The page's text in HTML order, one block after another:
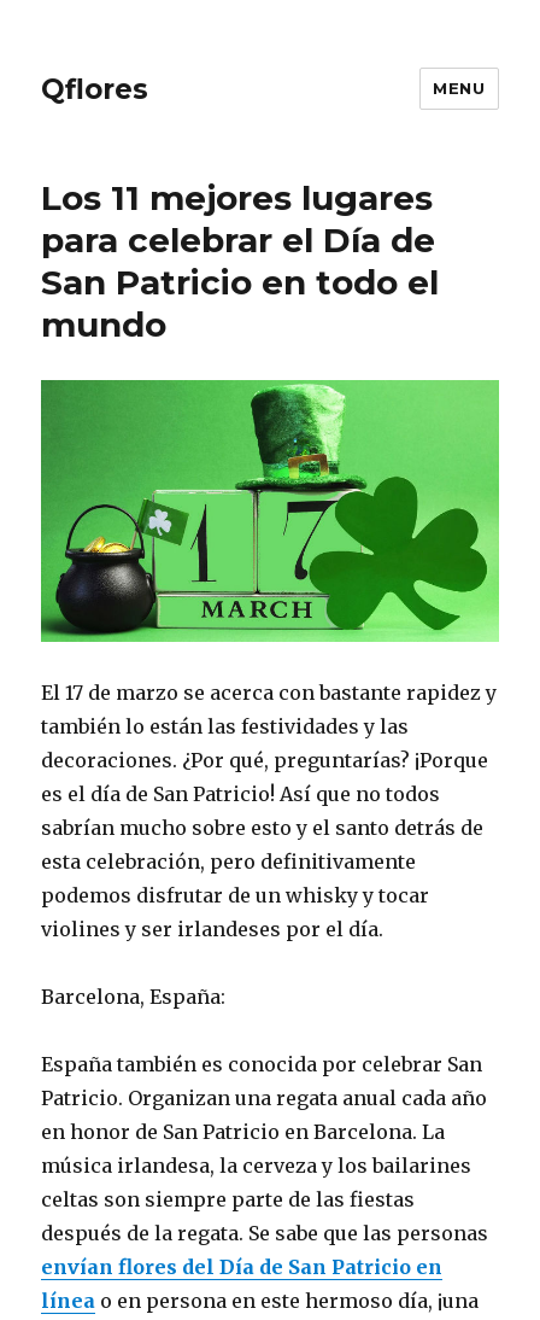
Qflores MENU
Los 11 mejores lugares
para celebrar el Día de
San Patricio en todo el
mundo
El 17 de marzo se acerca con bastante rapidez y
también lo están las festividades y las
decoraciones. ¿Por qué, preguntarías? ¡Porque
es el día de San Patricio! Así que no todos
sabrían mucho sobre esto y el santo detrás de
esta celebración, pero definitivamente
podemos disfrutar de un whisky y tocar
violines y ser irlandeses por el día.
Barcelona, España:
España también es conocida por celebrar San
Patricio. Organizan una regata anual cada año
en honor de San Patricio en Barcelona. La
música irlandesa, la cerveza y los bailarines
celtas son siempre parte de las fiestas
después de la regata. Se sabe que las personas
envían flores del Día de San Patricio en
línea o en persona en este hermoso día, ¡una